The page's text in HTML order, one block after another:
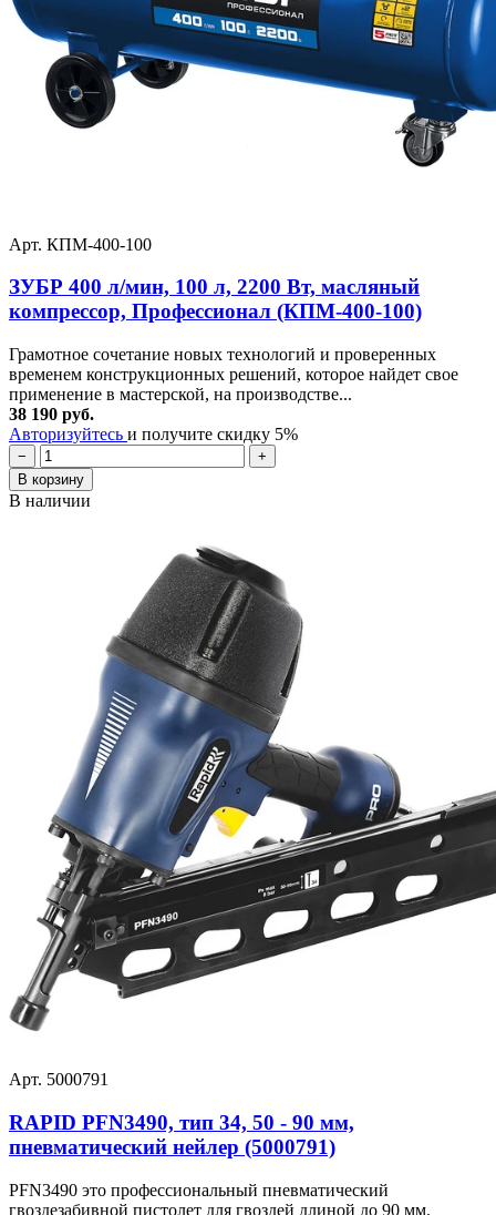
Арт. КПМ-400-100
ЗУБР 400 л/мин, 100 л, 2200 Вт, масляный
компрессор, Профессионал (КПМ-400-100)
Грамотное сочетание новых технологий и проверенных
временем конструкционных решений, которое найдет свое
применение в мастерской, на производстве...
38 190 руб.
Авторизуйтесь и получите скидку 5%
−
+
В корзину
В наличии
Арт. 5000791
RAPID PFN3490, тип 34, 50 - 90 мм,
пневматический нейлер (5000791)
PFN3490 это профессиональный пневматический
гвоздезабивной пистолет для гвоздей длиной до 90 мм.